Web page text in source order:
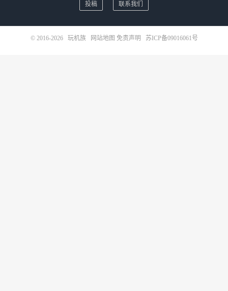
投稿 联系我们
© 2016-2026 玩机族 网站地图 免责声明 苏ICP备09016061号